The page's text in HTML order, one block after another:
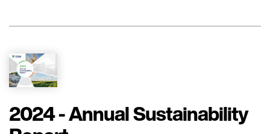
2024 - Annual Sustainability